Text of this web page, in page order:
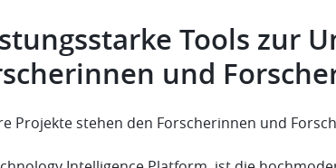
Tools zur
und
Projekte stehen den Forscherinnen und